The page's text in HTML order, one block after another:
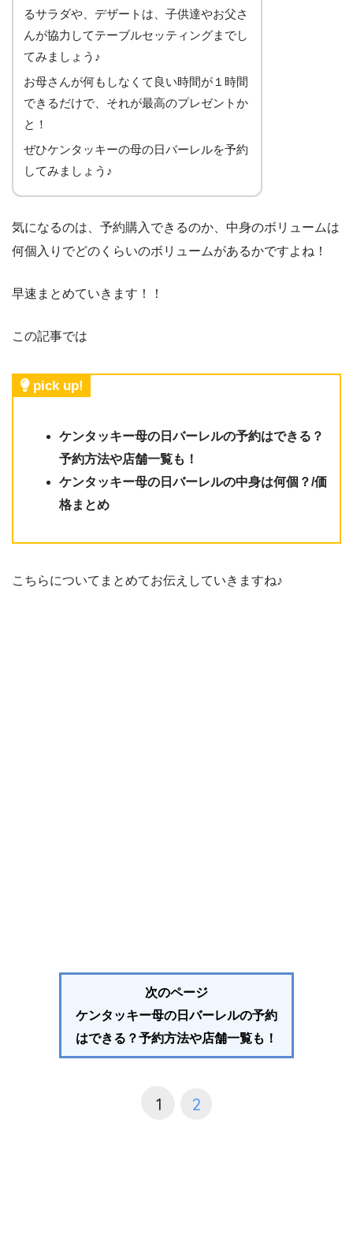
るサラダや、デザートは、子供達やお父さ
んが協力してテーブルセッティングまでし
てみましょう♪
お母さんが何もしなくて良い時間が１時間
できるだけで、それが最高のプレゼントか
と！
ぜひケンタッキーの母の日バーレルを予約
してみましょう♪
気になるのは、予約購入できるのか、中身のボリュームは
何個入りでどのくらいのボリュームがあるかですよね！
早速まとめていきます！！
この記事では
pick up!
ケンタッキー母の日バーレルの予約はできる？
予約方法や店舗一覧も！
ケンタッキー母の日バーレルの中身は何個？/価
格まとめ
こちらについてまとめてお伝えしていきますね♪
次のページ
ケンタッキー母の日バーレルの予約
はできる？予約方法や店舗一覧も！
1 2